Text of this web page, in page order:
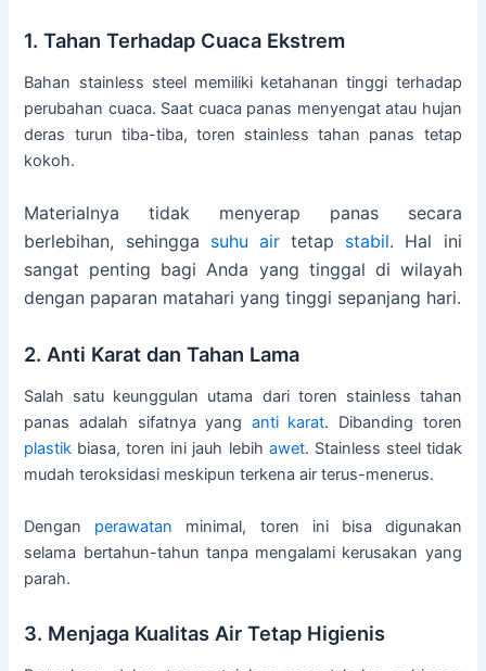
1. Tahan Terhadap Cuaca Ekstrem
Bahan stainless steel memiliki ketahanan tinggi terhadap
perubahan cuaca. Saat cuaca panas menyengat atau hujan
deras turun tiba-tiba, toren stainless tahan panas tetap
kokoh.
Materialnya tidak menyerap panas secara
berlebihan, sehingga suhu airtetap stabil. Hal ini
sangat penting bagi Anda yang tinggal di wilayah
dengan paparan matahari yang tinggi sepanjang hari.
2. Anti Karat dan Tahan Lama
Salah satu keunggulan utama dari toren stainless tahan
panas adalah sifatnya yang anti karat. Dibanding toren
plastik biasa, toren ini jauh lebih awet. Stainless steel tidak
mudah teroksidasi meskipun terkena air terus-menerus.
Dengan perawatan minimal, toren ini bisa digunakan
selama bertahun-tahun tanpa mengalami kerusakan yang
parah.
3. Menjaga Kualitas Air Tetap Higienis